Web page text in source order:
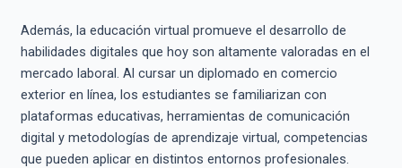
Además, la educación virtual promueve el desarrollo de
habilidades digitales que hoy son altamente valoradas en el
mercado laboral. Al cursar un diplomado en comercio
exterior en línea, los estudiantes se familiarizan con
plataformas educativas, herramientas de comunicación
digital y metodologías de aprendizaje virtual, competencias
que pueden aplicar en distintos entornos profesionales.